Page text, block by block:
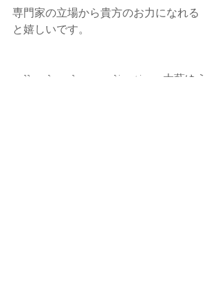
専門家の立場から貴方のお力になれる
と嬉しいです。
callands colorcoordination  大藪ゆう